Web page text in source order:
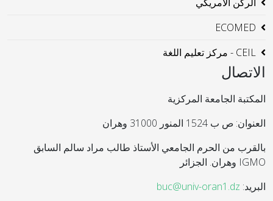
ECOMED
CEIL - مركز تعليم اللغة
الاتصال
المكتبة الجامعة المركزية
العنوان: ص ب 1524 المنور 31000 وهران
بالقرب من الحرم الجامعي الأستاذ طالب مراد سالم السابق
IGMO وهران. الجزائر
البريد: buc@univ-oran1.dz